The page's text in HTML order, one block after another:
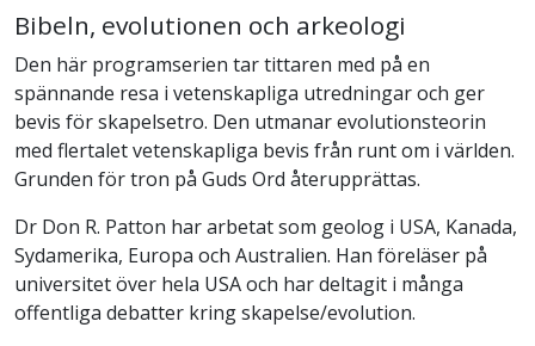
Bibeln, evolutionen och arkeologi
Den här programserien tar tittaren med på en
spännande resa i vetenskapliga utredningar och ger
bevis för skapelsetro. Den utmanar evolutionsteorin
med flertalet vetenskapliga bevis från runt om i världen.
Grunden för tron på Guds Ord återupprättas.
Dr Don R. Patton har arbetat som geolog i USA, Kanada,
Sydamerika, Europa och Australien. Han föreläser på
universitet över hela USA och har deltagit i många
offentliga debatter kring skapelse/evolution.